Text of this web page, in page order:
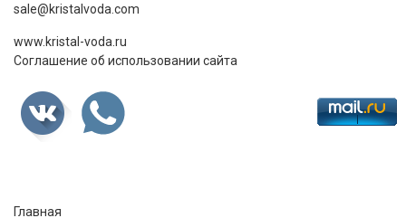
sale@kristalvoda.com
www.kristal-voda.ru
Соглашение об использовании сайта
Главная